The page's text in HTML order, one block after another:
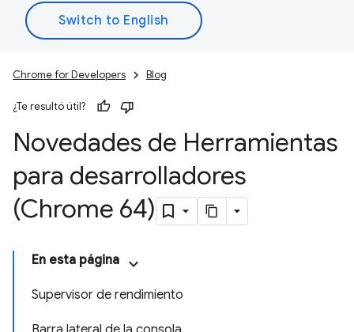
Chrome for Developers Blog
¿Te resultó útil?
Novedades de Herramientas
para desarrolladores
(Chrome 64)
En esta página
Supervisor de rendimiento